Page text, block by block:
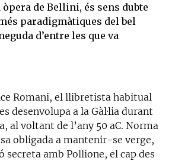
òpera de Bellini, és sens dubte
paradigmàtiques del bel
d’entre les que va
Romani, el llibretista habitual
desenvolupa a la Gàl·lia durant
al voltant de l’any 50 aC. Norma
obligada a mantenir-se verge,
secreta amb Pollione, el cap des